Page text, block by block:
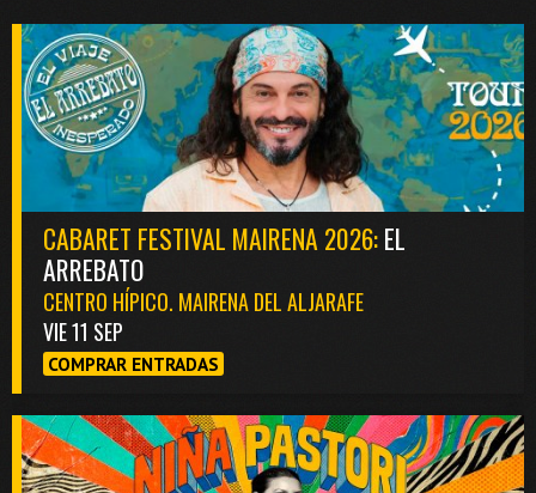
CABARET FESTIVAL MAIRENA 2026:EL
ARREBATO
CENTRO HÍPICO. MAIRENA DEL ALJARAFE
VIE 11 SEP
COMPRAR ENTRADAS